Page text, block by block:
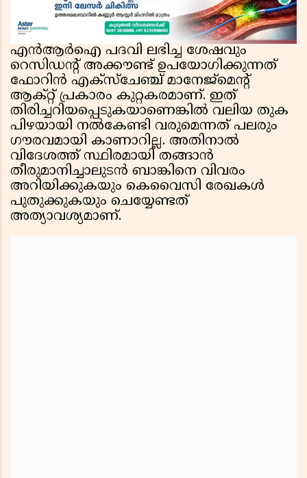
എൻആർഐ പദവി ലഭിച്ച ശേഷവും
റെസിഡന്റ് അക്കൗണ്ട് ഉപയോഗിക്കുന്നത്
ഫോറിൻ എക്സ്ചേഞ്ച് മാനേജ്‌മെന്റ്
ആക്റ്റ് പ്രകാരം കുറ്റകരമാണ്. ഇത്
തിരിച്ചറിയപ്പെടുകയാണെങ്കിൽ വലിയ തുക
പിഴയായി നൽകേണ്ടി വരുമെന്നത് പലരും
ഗൗരവമായി കാണാറില്ല. അതിനാൽ
വിദേശത്ത് സ്ഥിരമായി തങ്ങാൻ
തീരുമാനിച്ചാലുടൻ ബാങ്കിനെ വിവരം
അറിയിക്കുകയും കെവൈസി രേഖകൾ
പുതുക്കുകയും ചെയ്യേണ്ടത്
അത്യാവശ്യമാണ്.